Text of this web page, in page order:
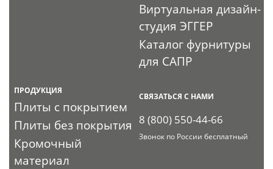
Виртуальная дизайн-
студия ЭГГЕР
Каталог фурнитуры
для САПР
ПРОДУКЦИЯ
Плиты с покрытием
Плиты без покрытия
Кромочный
материал
СВЯЗАТЬСЯ С НАМИ
8 (800) 550-44-66
Звонок по России бесплатный